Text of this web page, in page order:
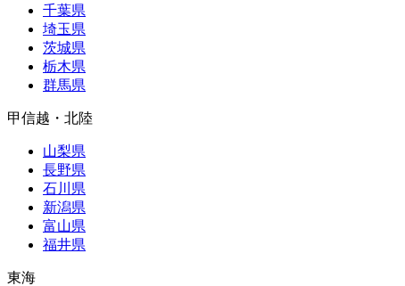
千葉県
埼玉県
茨城県
栃木県
群馬県
甲信越・北陸
山梨県
長野県
石川県
新潟県
富山県
福井県
東海